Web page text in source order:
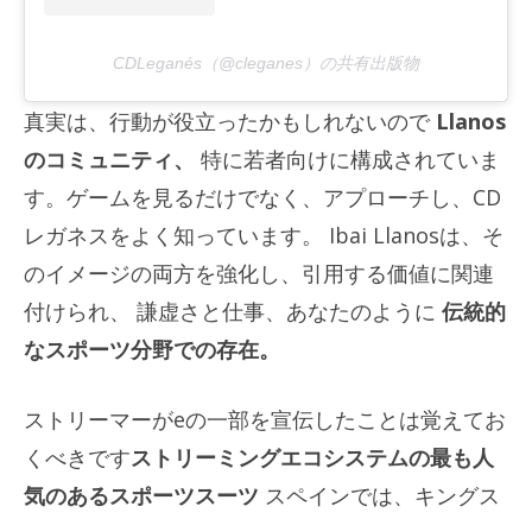
CDLeganés（@cleganes）の共有出版物
真実は、行動が役立ったかもしれないのでLlanos
のコミュニティ、
特に若者向けに構成されていま
す。ゲームを見るだけでなく、アプローチし、CD
レガネスをよく知っています。 Ibai Llanosは、そ
のイメージの両方を強化し、引用する価値に関連
付けられ、
謙虚さと仕事、あなたのように 伝統的
なスポーツ分野での存在。
ストリーマーがeの一部を宣伝したことは覚えてお
くべきですストリーミングエコシステムの最も人
気のあるスポーツスーツ スペインでは、キングス